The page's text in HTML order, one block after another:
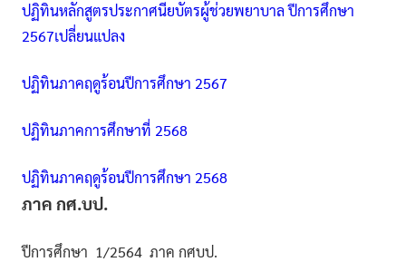
ปฏิทินหลักสูตรประกาศนียบัตรผู้ช่วยพยาบาล ปีการศึกษา
2567เปลี่ยนแปลง
ปฏิทินภาคฤดูร้อนปีการศึกษา 2567
ปฏิทินภาคการศึกษาที่ 2568
ปฏิทินภาคฤดูร้อนปีการศึกษา 2568
ภาค กศ.บป.
ปีการศึกษา 1/2564 ภาค กศบป.